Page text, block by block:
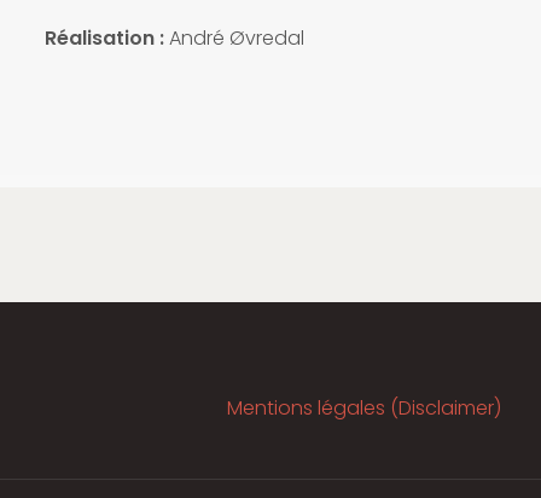
Réalisation :André Øvredal
Mentions légales (Disclaimer)